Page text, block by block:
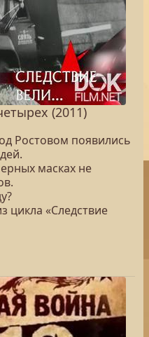
(2011)
Ростовом появились
масках не
цикла «Следствие